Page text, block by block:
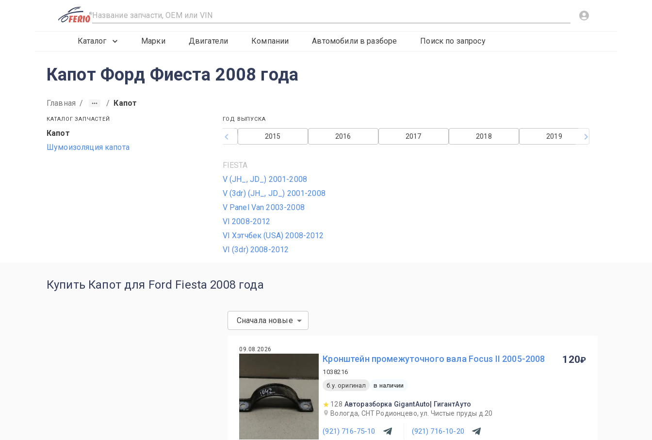
R
Каталог Марки Двигатели Компании Автомобили в разборе Поиск по запросу
Капот Форд Фиеста 2008 года
Главная / / Капот
КАТАЛОГ ЗАПЧАСТЕЙ
Капот
Шумоизоляция капота
ГОД ВЫПУСКА
2019
2018
2017
2016
2015
2012
FIESTA
V (JH_, JD_) 2001-2008
V (3dr) (JH_, JD_) 2001-2008
V Panel Van 2003-2008
VI 2008-2012
VI Хэтчбек (USA) 2008-2012
VI (3dr) 2008-2012
Купить Капот для Ford Fiesta 2008 года
Сначала новые
09.08.2026
Кронштейн промежуточного вала Focus II 2005-2008
1038216
б.у. оригинал
в наличии
128 Авторазборка GigantAuto| ГигантАуто
Вологда, СНТ Родионцево, ул. Чистые пруды д.20
(921) 716-75-10 (921) 716-10-20
120